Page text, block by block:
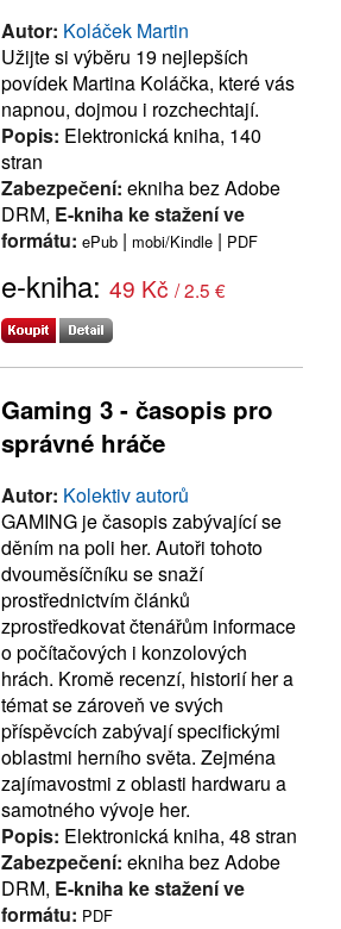
Autor: Koláček Martin
Užijte si výběru 19 nejlepších
povídek Martina Koláčka, které vás
napnou, dojmou i rozchechtají.
Popis: Elektronická kniha, 140
stran
Zabezpečení: ekniha bez Adobe
DRM, E-kniha ke stažení ve
formátu: ePub | mobi/Kindle | PDF
e-kniha: 49 Kč / 2.5 €
Gaming 3 - časopis pro
správné hráče
Autor: Kolektiv autorů
GAMING je časopis zabývající se
děním na poli her. Autoři tohoto
dvouměsíčníku se snaží
prostřednictvím článků
zprostředkovat čtenářům informace
o počítačových i konzolových
hrách. Kromě recenzí, historií her a
témat se zároveň ve svých
příspěvcích zabývají specifickými
oblastmi herního světa. Zejména
zajímavostmi z oblasti hardwaru a
samotného vývoje her.
Popis: Elektronická kniha, 48 stran
Zabezpečení: ekniha bez Adobe
DRM, E-kniha ke stažení ve
formátu: PDF